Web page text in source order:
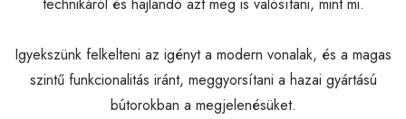
technikáról és hajlandó azt meg is valósítani, mint mi.
Igyekszünk felkelteni az igényt a modern vonalak, és a magas
szintű funkcionalitás iránt, meggyorsítani a hazai gyártású
bútorokban a megjelenésüket.